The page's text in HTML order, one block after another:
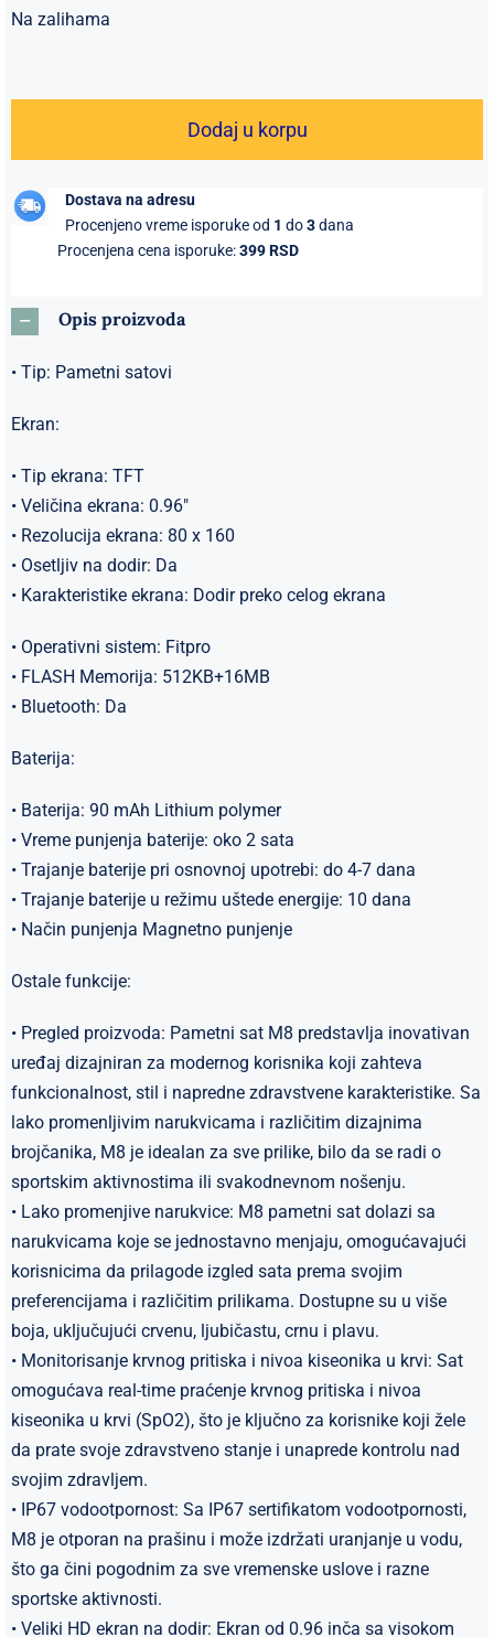
Na zalihama
Pametni
Dodaj u korpu
Dostava na adresu
Procenjeno vreme isporuke od 1 do3dana
Procenjena cena isporuke:399 RSD
Opis proizvoda
• Tip: Pametni satovi
Ekran:
• Tip ekrana: TFT
• Veličina ekrana: 0.96″
• Rezolucija ekrana: 80 x 160
• Osetljiv na dodir: Da
• Karakteristike ekrana: Dodir preko celog ekrana
• Operativni sistem: Fitpro
• FLASH Memorija: 512KB+16MB
• Bluetooth: Da
Baterija:
• Baterija: 90 mAh Lithium polymer
• Vreme punjenja baterije: oko 2 sata
• Trajanje baterije pri osnovnoj upotrebi: do 4-7 dana
• Trajanje baterije u režimu uštede energije: 10 dana
• Način punjenja Magnetno punjenje
Ostale funkcije:
• Pregled proizvoda: Pametni sat M8 predstavlja inovativan
uređaj dizajniran za modernog korisnika koji zahteva
funkcionalnost, stil i napredne zdravstvene karakteristike. Sa
lako promenljivim narukvicama i različitim dizajnima
brojčanika, M8 je idealan za sve prilike, bilo da se radi o
sportskim aktivnostima ili svakodnevnom nošenju.
• Lako promenjive narukvice: M8 pametni sat dolazi sa
narukvicama koje se jednostavno menjaju, omogućavajući
korisnicima da prilagode izgled sata prema svojim
preferencijama i različitim prilikama. Dostupne su u više
boja, uključujući crvenu, ljubičastu, crnu i plavu.
• Monitorisanje krvnog pritiska i nivoa kiseonika u krvi: Sat
omogućava real-time praćenje krvnog pritiska i nivoa
kiseonika u krvi (SpO2), što je ključno za korisnike koji žele
da prate svoje zdravstveno stanje i unaprede kontrolu nad
svojim zdravljem.
• IP67 vodootpornost: Sa IP67 sertifikatom vodootpornosti,
M8 je otporan na prašinu i može izdržati uranjanje u vodu,
što ga čini pogodnim za sve vremenske uslove i razne
sportske aktivnosti.
• Veliki HD ekran na dodir: Ekran od 0.96 inča sa visokom